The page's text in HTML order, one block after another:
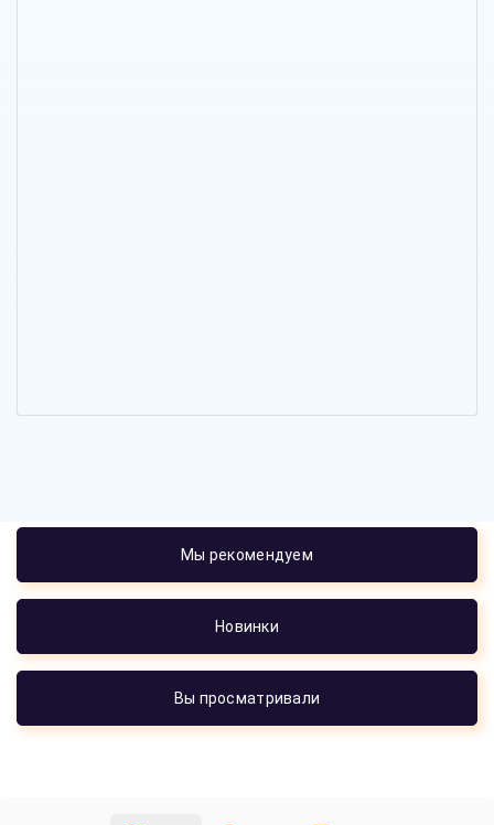
Мы рекомендуем
Новинки
Вы просматривали